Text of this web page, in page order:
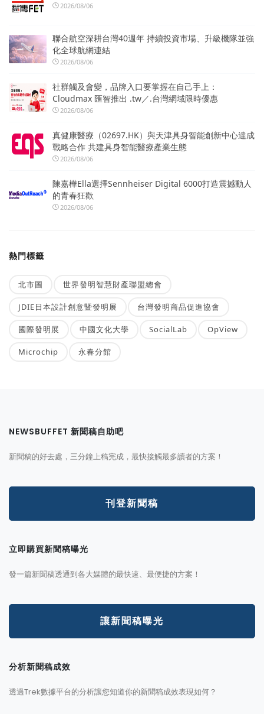
2026/08/06
聯合航空深耕台灣40週年 持續投資市場、升級機隊並強
化全球航網連結
2026/08/06
社群觸及會變，品牌入口要掌握在自己手上：
Cloudmax 匯智推出 .tw／.台灣網域限時優惠
2026/08/06
真健康醫療（02697.HK）與天津具身智能創新中心達成
戰略合作 共建具身智能醫療產業生態
2026/08/06
陳嘉樺Ella選擇Sennheiser Digital 6000打造震撼動人
的青春狂歡
2026/08/06
熱門標籤
北市圖 世界發明智慧財產聯盟總會
JDIE日本設計創意暨發明展 台灣發明商品促進協會
國際發明展 中國文化大學 SocialLab OpView
Microchip 永春分館
NEWSBUFFET 新聞稿自助吧
新聞稿的好去處，三分鐘上稿完成，最快接觸最多讀者的方案！
刊登新聞稿
立即購買新聞稿曝光
發一篇新聞稿透通到各大媒體的最快速、最便捷的方案！
讓新聞稿曝光
分析新聞稿成效
透過Trek數據平台的分析讓您知道你的新聞稿成效表現如何？